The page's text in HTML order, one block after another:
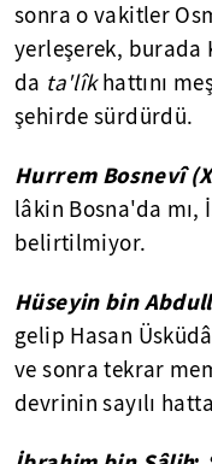
sonra o vakitler
yerleşerek,
da ta'lîkhattını
şehirde sürdürdü.
Hurrem Bosnevî
lâkin Bosna'da mı,
belirtilmiyor.
Hüseyin bin
gelip Hasan
ve sonra tekrar
devrinin sayılı